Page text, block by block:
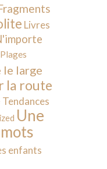
Livres
Plages
le large
la route
Tendances
Une
enfants